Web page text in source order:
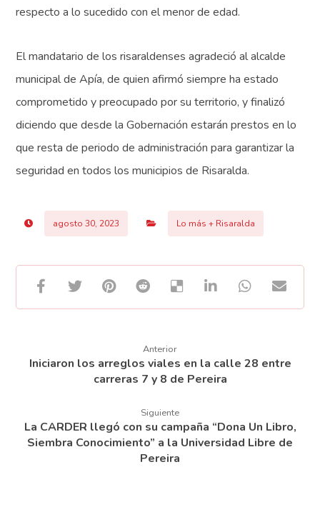
respecto a lo sucedido con el menor de edad.
El mandatario de los risaraldenses agradeció al alcalde
municipal de Apía, de quien afirmó siempre ha estado
comprometido y preocupado por su territorio, y finalizó
diciendo que desde la Gobernación estarán prestos en lo
que resta de periodo de administración para garantizar la
seguridad en todos los municipios de Risaralda.
agosto 30, 2023 Lo más + Risaralda
Anterior
Iniciaron los arreglos viales en la calle 28 entre
carreras 7 y 8 de Pereira
Siguiente
La CARDER llegó con su campaña “Dona Un Libro,
Siembra Conocimiento” a la Universidad Libre de
Pereira